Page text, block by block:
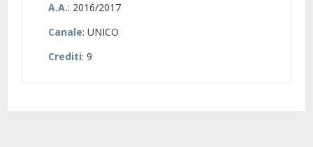
A.A.: 2016/2017
Canale: UNICO
Crediti: 9